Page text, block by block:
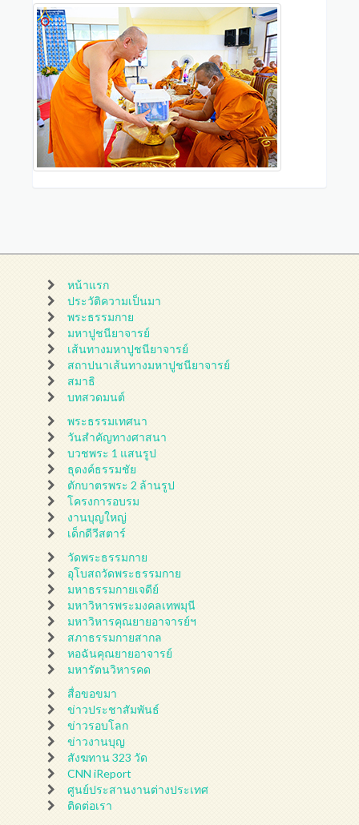
หน้าแรก
ประวัติความเป็นมา
พระธรรมกาย
มหาปูชนียาจารย์
เส้นทางมหาปูชนียาจารย์
สถาปนาเส้นทางมหาปูชนียาจารย์
สมาธิ
บทสวดมนต์
พระธรรมเทศนา
วันสำคัญทางศาสนา
บวชพระ 1 แสนรูป
ธุดงค์ธรรมชัย
ตักบาตรพระ 2 ล้านรูป
โครงการอบรม
งานบุญใหญ่
เด็กดีวีสตาร์
วัดพระธรรมกาย
อุโบสถวัดพระธรรมกาย
มหาธรรมกายเจดีย์
มหาวิหารพระมงคลเทพมุนี
มหาวิหารคุณยายอาจารย์ฯ
สภาธรรมกายสากล
หอฉันคุณยายอาจารย์
มหารัตนวิหารคด
สื่อขอขมา
ข่าวประชาสัมพันธ์
ข่าวรอบโลก
ข่าวงานบุญ
สังฆทาน 323 วัด
CNN iReport
ศูนย์ประสานงานต่างประเทศ
ติดต่อเรา